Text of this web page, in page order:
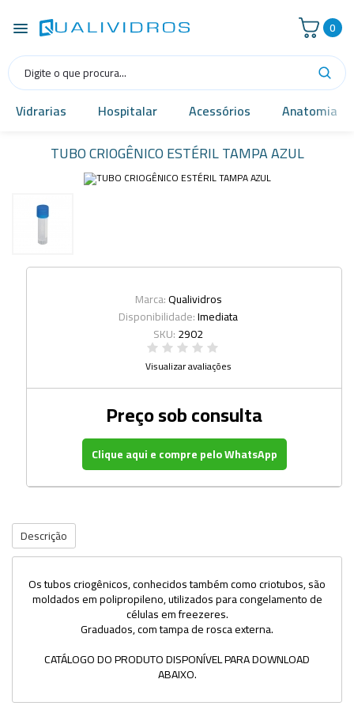
0
Vidrarias Hospitalar Acessórios Anatomia
TUBO CRIOGÊNICO ESTÉRIL TAMPA AZUL
Marca:Qualividros
Disponibilidade:Imediata
SKU:2902
Visualizar avaliações
Preço sob consulta
Clique aqui e compre pelo WhatsApp
Descrição
Os tubos criogênicos, conhecidos também como criotubos, são
moldados em polipropileno, utilizados para congelamento de
células em freezeres.
Graduados, com tampa de rosca externa.
CATÁLOGO DO PRODUTO DISPONÍVEL PARA DOWNLOAD
ABAIXO.